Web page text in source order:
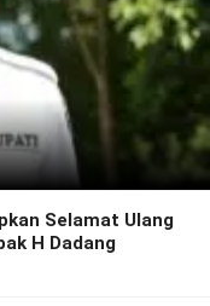
Selamat Ulang
H Dadang